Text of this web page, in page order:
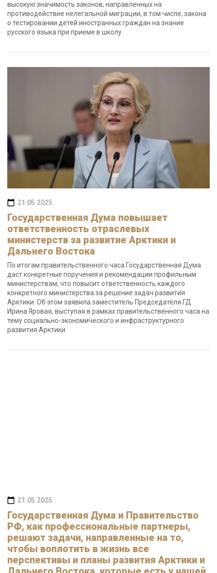
высокую значимость законов, направленных на
противодействие нелегальной миграции, в том числе, закона
о тестировании детей иностранных граждан на знание
русского языка при приеме в школу
21.05.2025
Государственная Дума повышает
ответственность отраслевых
министерств за развитие Арктики и
Дальнего Востока
По итогам правительственного часа Государственная Дума
даст конкретные поручения и рекомендации профильным
министерствам, что повысит ответственность каждого
конкретного министерства за решение задач развития
Арктики. Об этом заявила заместитель Председателя ГД
Ирина Яровая, выступая в рамках правительственного часа на
тему социально-экономического и инфраструктурного
развития Арктики
21.05.2025
Государственная Дума и Правительство
РФ, как профессиональные партнеры,
решают задачи, направленные на то,
чтобы воплотить в жизнь все
перспективы и планы развития Арктики и